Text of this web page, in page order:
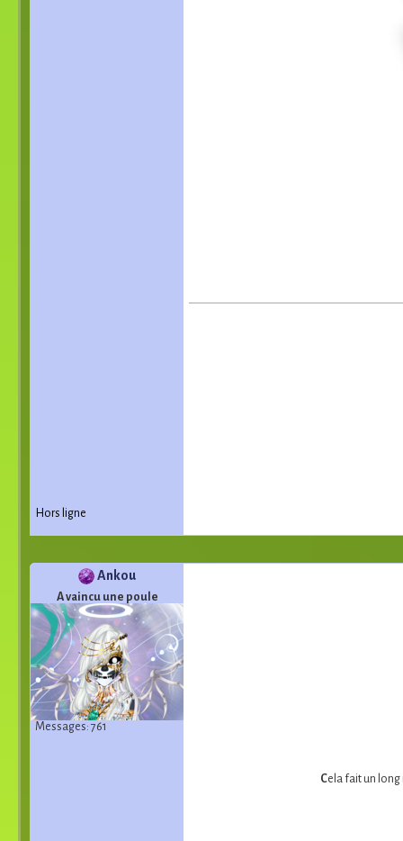
Hors ligne
Ankou
A vaincu une poule
Messages: 761
Cela fait un long